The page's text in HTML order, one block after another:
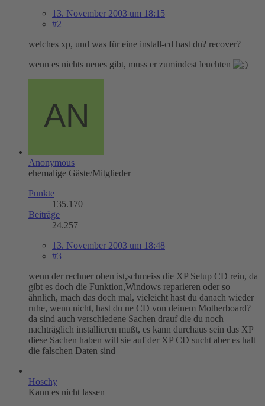
13. November 2003 um 18:15
#2
welches xp, und was für eine install-cd hast du? recover?
wenn es nichts neues gibt, muss er zumindest leuchten
Anonymous
ehemalige Gäste/Mitglieder
Punkte
135.170
Beiträge
24.257
13. November 2003 um 18:48
#3
wenn der rechner oben ist,schmeiss die XP Setup CD rein, da
gibt es doch die Funktion,Windows reparieren oder so
ähnlich, mach das doch mal, vieleicht hast du danach wieder
ruhe, wenn nicht, hast du ne CD von deinem Motherboard?
da sind auch verschiedene Sachen drauf die du noch
nachträglich installieren mußt, es kann durchaus sein das XP
diese Sachen haben will sie auf der XP CD sucht aber es halt
die falschen Daten sind
Hoschy
Kann es nicht lassen